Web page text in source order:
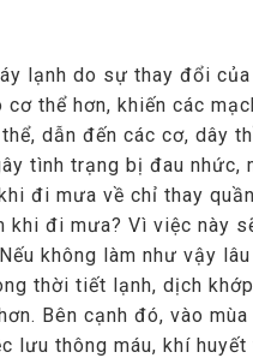
lạnh do sự thay đổi
thể hơn, khiến các
dẫn đến các cơ, dây
tình trạng bị đau
đi mưa về chỉ thay
đi mưa? Vì việc này
không làm như vậy
thời tiết lạnh, dịch
Bên cạnh đó, vào
lưu thông máu, khí